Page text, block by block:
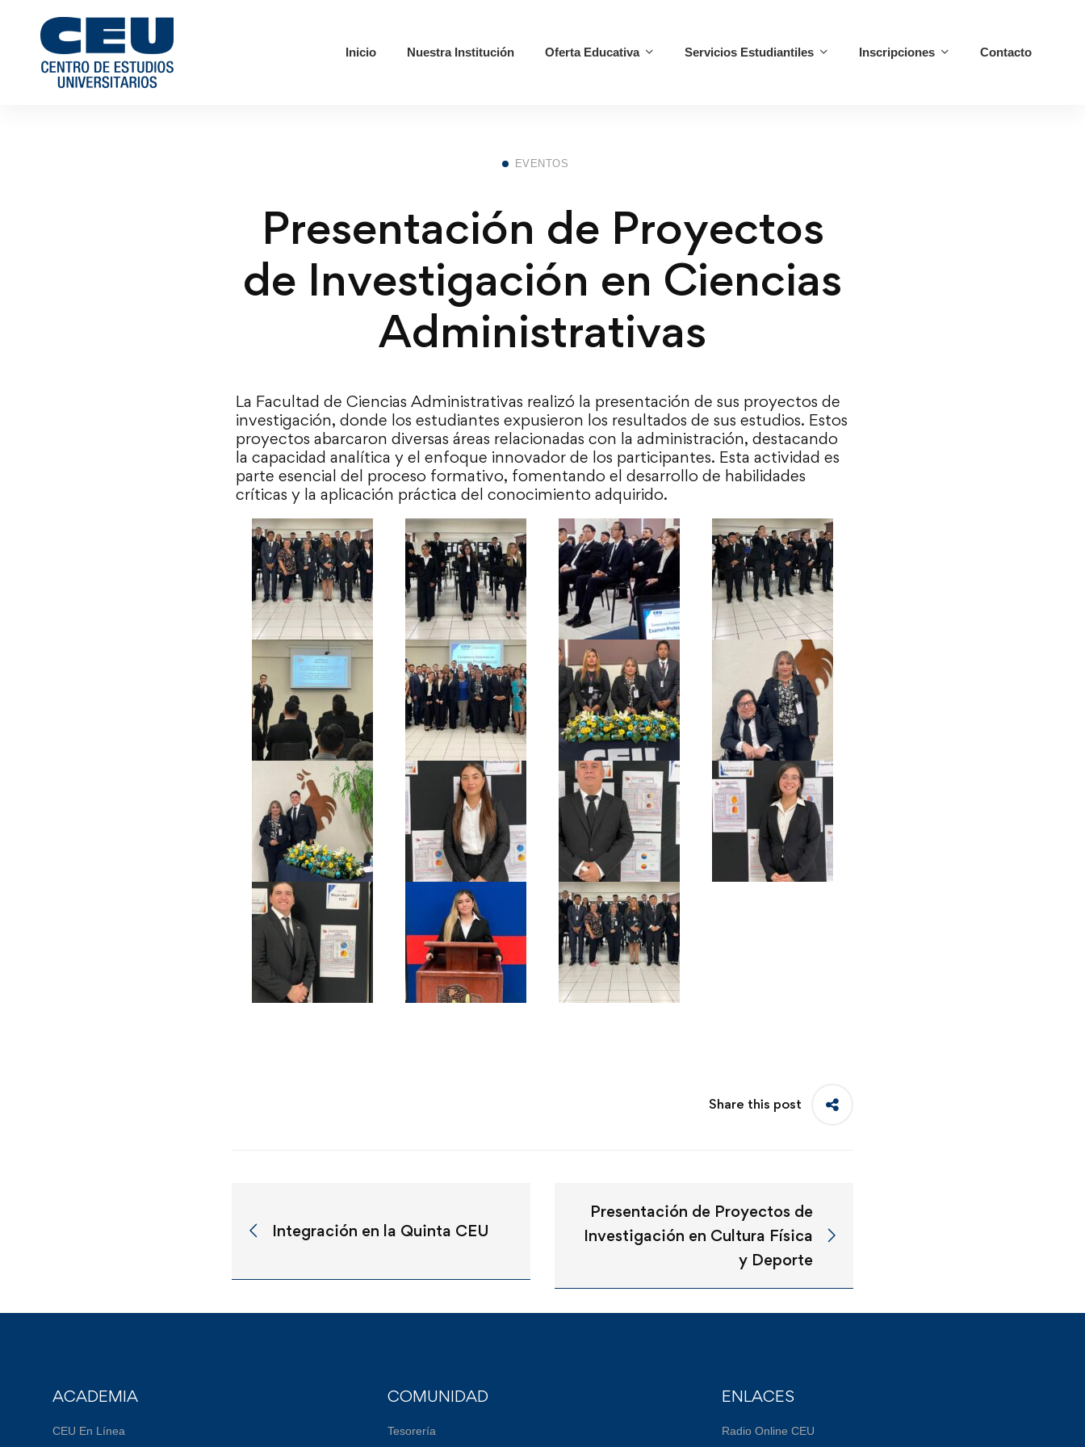
Inicio Nuestra Institución Oferta Educativa Servicios Estudiantiles Inscripciones Contacto
EVENTOS
Presentación de Proyectos
de Investigación en Ciencias
Administrativas
La Facultad de Ciencias Administrativas realizó la presentación de sus proyectos de
investigación, donde los estudiantes expusieron los resultados de sus estudios. Estos
proyectos abarcaron diversas áreas relacionadas con la administración, destacando
la capacidad analítica y el enfoque innovador de los participantes. Esta actividad es
parte esencial del proceso formativo, fomentando el desarrollo de habilidades
críticas y la aplicación práctica del conocimiento adquirido.
Share this post
Integración en la Quinta CEU
Presentación de Proyectos de
Investigación en Cultura Física
y Deporte
ACADEMIA
CEU En Línea
COMUNIDAD
Tesorería
ENLACES
Radio Online CEU